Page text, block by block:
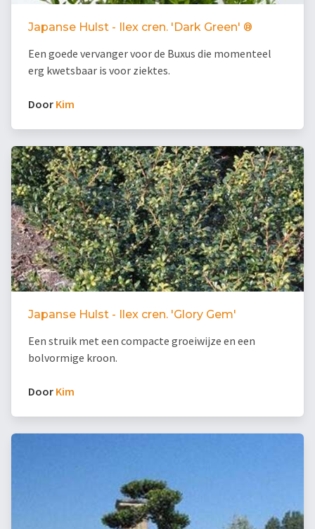
Japanse Hulst - Ilex cren. 'Dark Green' ®
Een goede vervanger voor de Buxus die momenteel
erg kwetsbaar is voor ziektes.
Door Kim
Japanse Hulst - Ilex cren. 'Glory Gem'
Een struik met een compacte groeiwijze en een
bolvormige kroon.
Door Kim